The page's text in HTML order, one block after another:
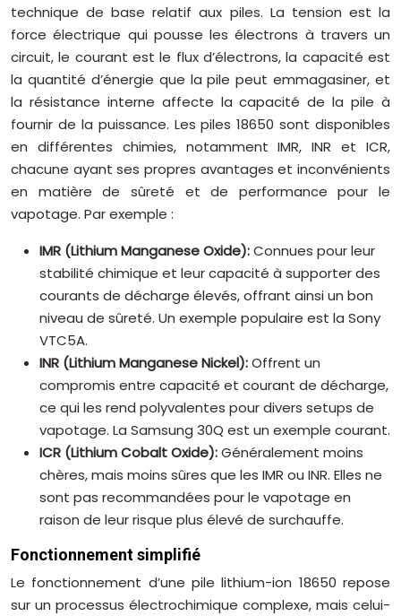
technique de base relatif aux piles. La tension est la
force électrique qui pousse les électrons à travers un
circuit, le courant est le flux d’électrons, la capacité est
la quantité d’énergie que la pile peut emmagasiner, et
la résistance interne affecte la capacité de la pile à
fournir de la puissance. Les piles 18650 sont disponibles
en différentes chimies, notamment IMR, INR et ICR,
chacune ayant ses propres avantages et inconvénients
en matière de sûreté et de performance pour le
vapotage. Par exemple :
IMR (Lithium Manganese Oxide):Connues pour leur
stabilité chimique et leur capacité à supporter des
courants de décharge élevés, offrant ainsi un bon
niveau de sûreté. Un exemple populaire est la Sony
VTC5A.
INR (Lithium Manganese Nickel):Offrent un
compromis entre capacité et courant de décharge,
ce qui les rend polyvalentes pour divers setups de
vapotage. La Samsung 30Q est un exemple courant.
ICR (Lithium Cobalt Oxide):Généralement moins
chères, mais moins sûres que les IMR ou INR. Elles ne
sont pas recommandées pour le vapotage en
raison de leur risque plus élevé de surchauffe.
Fonctionnement simplifié
Le fonctionnement d’une pile lithium-ion 18650 repose
sur un processus électrochimique complexe, mais celui-